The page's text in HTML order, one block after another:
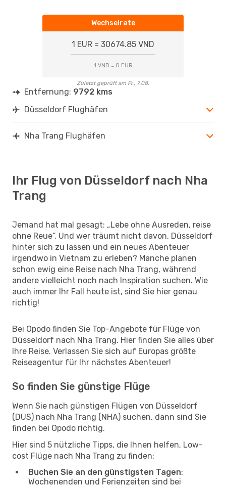
Wechselrate
1 EUR = 30674.85 VND
1 VND = 0 EUR
Zuletzt geprüft am Fr., 7.08.
Entfernung: 9792 kms
Düsseldorf Flughäfen
Nha Trang Flughäfen
Ihr Flug von Düsseldorf nach Nha
Trang
Jemand hat mal gesagt: „Lebe ohne Ausreden, reise
ohne Reue“. Und wer träumt nicht davon, Düsseldorf
hinter sich zu lassen und ein neues Abenteuer
irgendwo in Vietnam zu erleben? Manche planen
schon ewig eine Reise nach Nha Trang, während
andere vielleicht noch nach Inspiration suchen. Wie
auch immer Ihr Fall heute ist, sind Sie hier genau
richtig!
Bei Opodo finden Sie Top-Angebote für Flüge von
Düsseldorf nach Nha Trang. Hier finden Sie alles über
Ihre Reise. Verlassen Sie sich auf Europas größte
Reiseagentur für Ihr nächstes Abenteuer!
So finden Sie günstige Flüge
Wenn Sie nach günstigen Flügen von Düsseldorf
(DUS) nach Nha Trang (NHA) suchen, dann sind Sie
finden bei Opodo richtig.
Hier sind 5 nützliche Tipps, die Ihnen helfen, Low-
cost Flüge nach Nha Trang zu finden:
Buchen Sie an den günstigsten Tagen:
Wochenenden und Ferienzeiten sind bei